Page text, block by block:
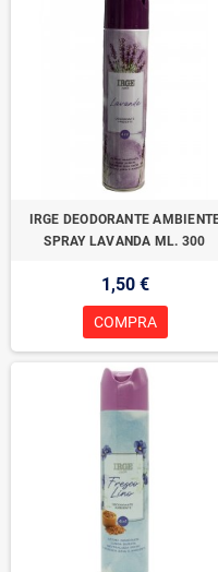
IRGE DEODORANTE
SPRAY LAVANDA ML. 300
1,50 €
COMPRA